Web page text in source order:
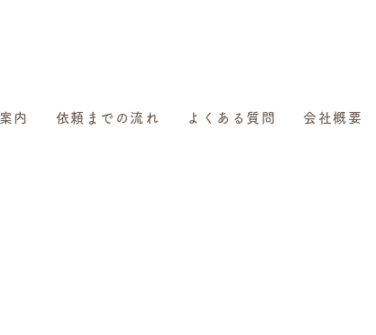
内 依頼までの流れ よくある質問 会社概要